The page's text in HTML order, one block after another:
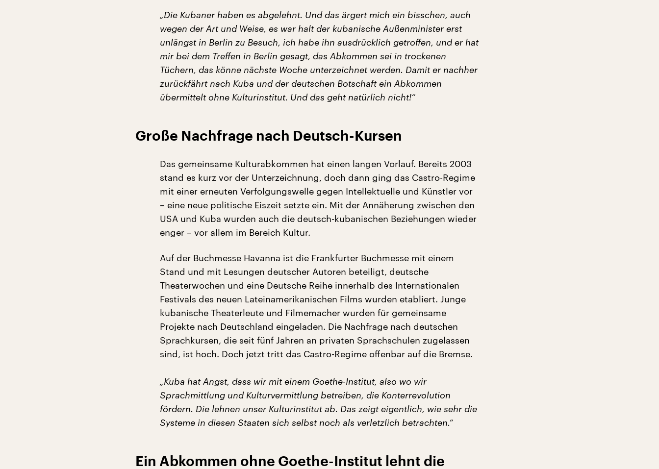
„Die Kubaner haben es abgelehnt. Und das ärgert mich ein bisschen, auch
wegen der Art und Weise, es war halt der kubanische Außenminister erst
unlängst in Berlin zu Besuch, ich habe ihn ausdrücklich getroffen, und er hat
mir bei dem Treffen in Berlin gesagt, das Abkommen sei in trockenen
Tüchern, das könne nächste Woche unterzeichnet werden. Damit er nachher
zurückfährt nach Kuba und der deutschen Botschaft ein Abkommen
übermittelt ohne Kulturinstitut. Und das geht natürlich nicht!“
Große Nachfrage nach Deutsch-Kursen
Das gemeinsame Kulturabkommen hat einen langen Vorlauf. Bereits 2003
stand es kurz vor der Unterzeichnung, doch dann ging das Castro-Regime
mit einer erneuten Verfolgungswelle gegen Intellektuelle und Künstler vor
– eine neue politische Eiszeit setzte ein. Mit der Annäherung zwischen den
USA und Kuba wurden auch die deutsch-kubanischen Beziehungen wieder
enger – vor allem im Bereich Kultur.
Auf der Buchmesse Havanna ist die Frankfurter Buchmesse mit einem
Stand und mit Lesungen deutscher Autoren beteiligt, deutsche
Theaterwochen und eine Deutsche Reihe innerhalb des Internationalen
Festivals des neuen Lateinamerikanischen Films wurden etabliert. Junge
kubanische Theaterleute und Filmemacher wurden für gemeinsame
Projekte nach Deutschland eingeladen. Die Nachfrage nach deutschen
Sprachkursen, die seit fünf Jahren an privaten Sprachschulen zugelassen
sind, ist hoch. Doch jetzt tritt das Castro-Regime offenbar auf die Bremse.
„Kuba hat Angst, dass wir mit einem Goethe-Institut, also wo wir
Sprachmittlung und Kulturvermittlung betreiben, die Konterrevolution
fördern. Die lehnen unser Kulturinstitut ab. Das zeigt eigentlich, wie sehr die
Systeme in diesen Staaten sich selbst noch als verletzlich betrachten.“
Ein Abkommen ohne Goethe-Institut lehnt die